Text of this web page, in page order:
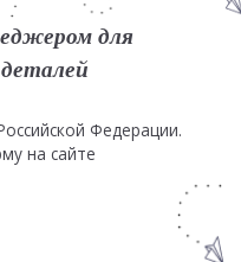
для
Федерации.
на сайте